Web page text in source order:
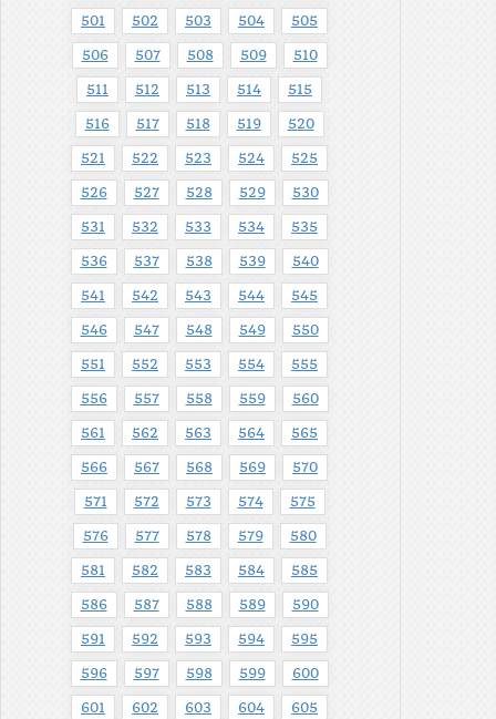
501 502 503 504 505
506 507 508 509 510
511 512 513 514 515
516 517 518 519 520
521 522 523 524 525
526 527 528 529 530
531 532 533 534 535
536 537 538 539 540
541 542 543 544 545
546 547 548 549 550
551 552 553 554 555
556 557 558 559 560
561 562 563 564 565
566 567 568 569 570
571 572 573 574 575
576 577 578 579 580
581 582 583 584 585
586 587 588 589 590
591 592 593 594 595
596 597 598 599 600
601 602 603 604 605